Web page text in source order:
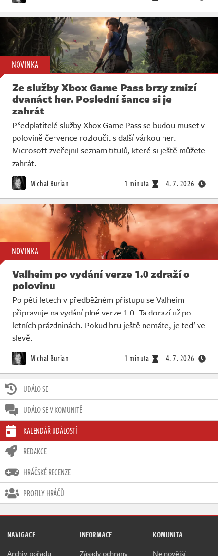
UDÁLO SE
UDÁLO SE V KOMUNITĚ
KALENDÁŘ UDÁLOSTÍ
REDAKCE
HRÁČSKÉ RECENZE
PROFILY HRÁČŮ
NOVINKA
Ze služby Xbox Game Pass brzy zmizí
dvanáct her. Poslední šance si je
zahrát
Předplatitelé služby Xbox Game Pass se budou muset v
polovině července rozloučit s další várkou her.
Microsoft zveřejnil seznam titulů, které si ještě můžete
zahrát.
Michal Burian 1 minuta 4. 7. 2026
NOVINKA
Valheim po vydání verze 1.0 zdraží o
polovinu
Po pěti letech v předběžném přístupu se Valheim
připravuje na vydání plné verze 1.0. Ta dorazí už po
letních prázdninách. Pokud hru ještě nemáte, je teď ve
slevě.
Michal Burian 1 minuta 4. 7. 2026
NAVIGACE
Archiv pořadu
INFORMACE
Zásady ochrany
KOMUNITA
Nejnovější